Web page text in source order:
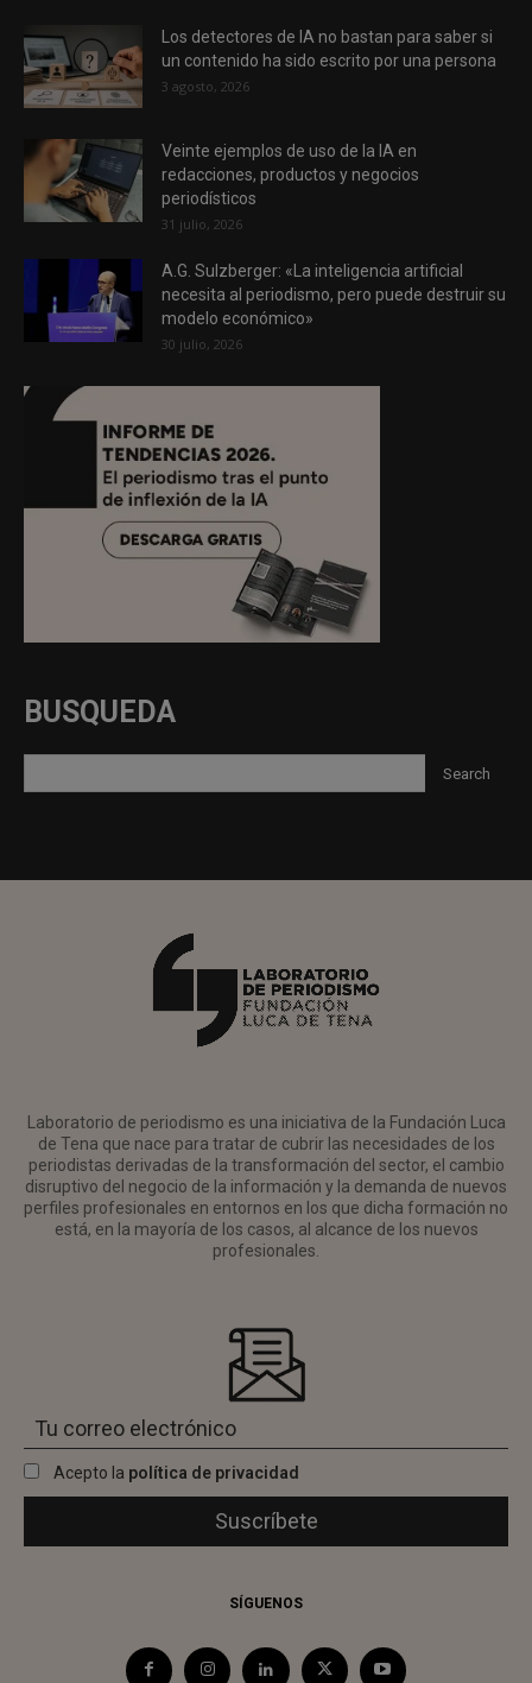
Los detectores de IA no bastan para saber si
un contenido ha sido escrito por una persona
3 agosto, 2026
Veinte ejemplos de uso de la IA en
redacciones, productos y negocios
periodísticos
31 julio, 2026
A.G. Sulzberger: «La inteligencia artificial
necesita al periodismo, pero puede destruir su
modelo económico»
30 julio, 2026
BUSQUEDA
Laboratorio de periodismo es una iniciativa de la Fundación Luca
de Tena que nace para tratar de cubrir las necesidades de los
periodistas derivadas de la transformación del sector, el cambio
disruptivo del negocio de la información y la demanda de nuevos
perfiles profesionales en entornos en los que dicha formación no
está, en la mayoría de los casos, al alcance de los nuevos
profesionales.
Acepto la política de privacidad
SÍGUENOS